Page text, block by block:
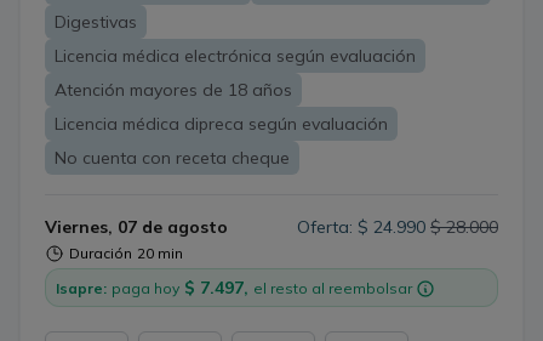
Digestivas
Licencia médica electrónica según evaluación
Atención mayores de 18 años
Licencia médica dipreca según evaluación
No cuenta con receta cheque
Viernes, 07 de agosto
Duración 20 min
Oferta: $ 24.990 $ 28.000
Isapre: paga hoy $ 7.497, el resto al reembolsar